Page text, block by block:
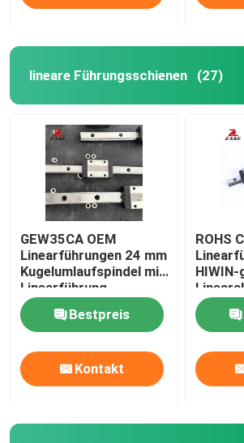
lineare Führungsschienen (27)
GEW35CA OEM
Linearführungen 24 mm
Kugelumlaufspindel mit
Linearführung
Bestpreis
Kontakt
ROHS